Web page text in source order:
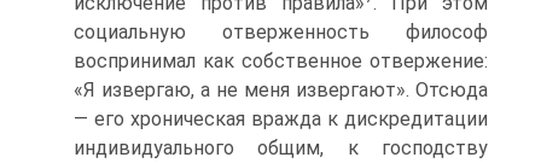
социальную отверженность философ
воспринимал как собственное отвержение:
«Я извергаю, а не меня извергают». Отсюда
— его хроническая вражда к дискредитации
индивидуального общим, к господству